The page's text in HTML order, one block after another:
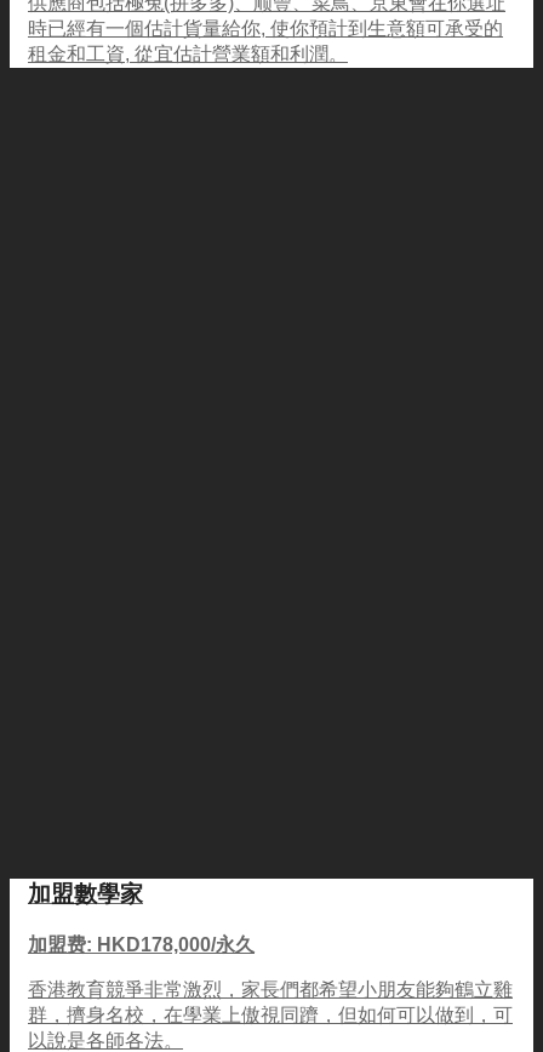
時已經有一個估計貨量給你, 使你預計到生意額可承受的
租金和工資, 從宜估計營業額和利潤。
加盟數學家
加盟费: HKD178,000/永久
香港教育競爭非常激烈，家長們都希望小朋友能夠鶴立雞
群，擠身名校，在學業上傲視同躋，但如何可以做到，可
以說是各師各法。